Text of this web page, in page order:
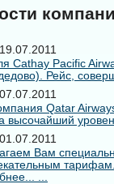
19.07.2011
Cathay Pacific
Рейс,
07.07.2011
Qatar
высочайший
01.07.2011
Вам
...